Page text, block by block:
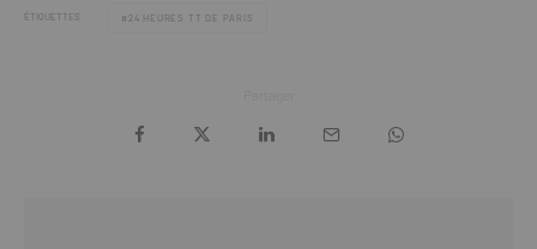
ÉTIQUETTES 24 HEURES TT DE PARIS